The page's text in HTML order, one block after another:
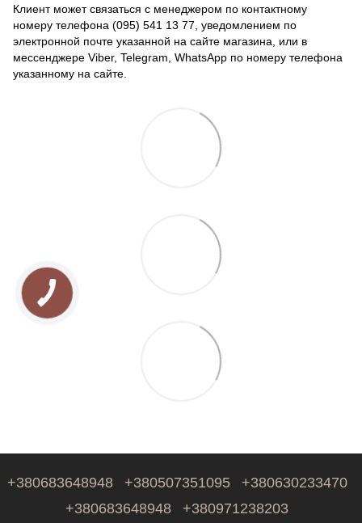
Клиент может связаться с менеджером по контактному
номеру телефона (095) 541 13 77, уведомлением по
электронной почте указанной на сайте магазина, или в
мессенджере Viber, Telegram, WhatsApp по номеру телефона
указанному на сайте.
+380683648948 +380507351095
+380630233470
+380683648948
+380971238203